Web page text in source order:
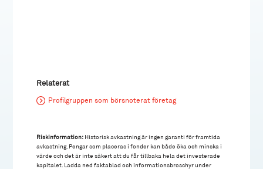
Relaterat
Profilgruppen som börsnoterat företag
Riskinformation: Historisk avkastning är ingen garanti för framtida
avkastning. Pengar som placeras i fonder kan både öka och minska i
värde och det är inte säkert att du får tillbaka hela det investerade
kapitalet. Ladda ned faktablad och informationsbroschyr under